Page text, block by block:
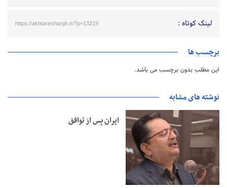
لینک کوتاه : https://akhtareshargh.ir/?p=13219
برچسب ها
این مطلب بدون برچسب می باشد.
نوشته های مشابه
ایران پس از توافق